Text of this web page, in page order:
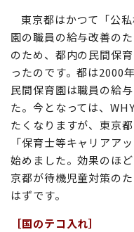
東京都はかつて「公
園の職員の給与改善の
のため、都内の民間保
ったのです。都は2000
民間保育園は職員の給
た。今となっては、
たくなりますが、東京
「保育士等キャリアア
始めました。効果のほ
京都が待機児童対策の
はずです。
［国のテコ入れ］